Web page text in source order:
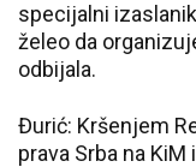
specijalni
želeo da
odbijala.
Đurić: Kršenjem
prava Srba na